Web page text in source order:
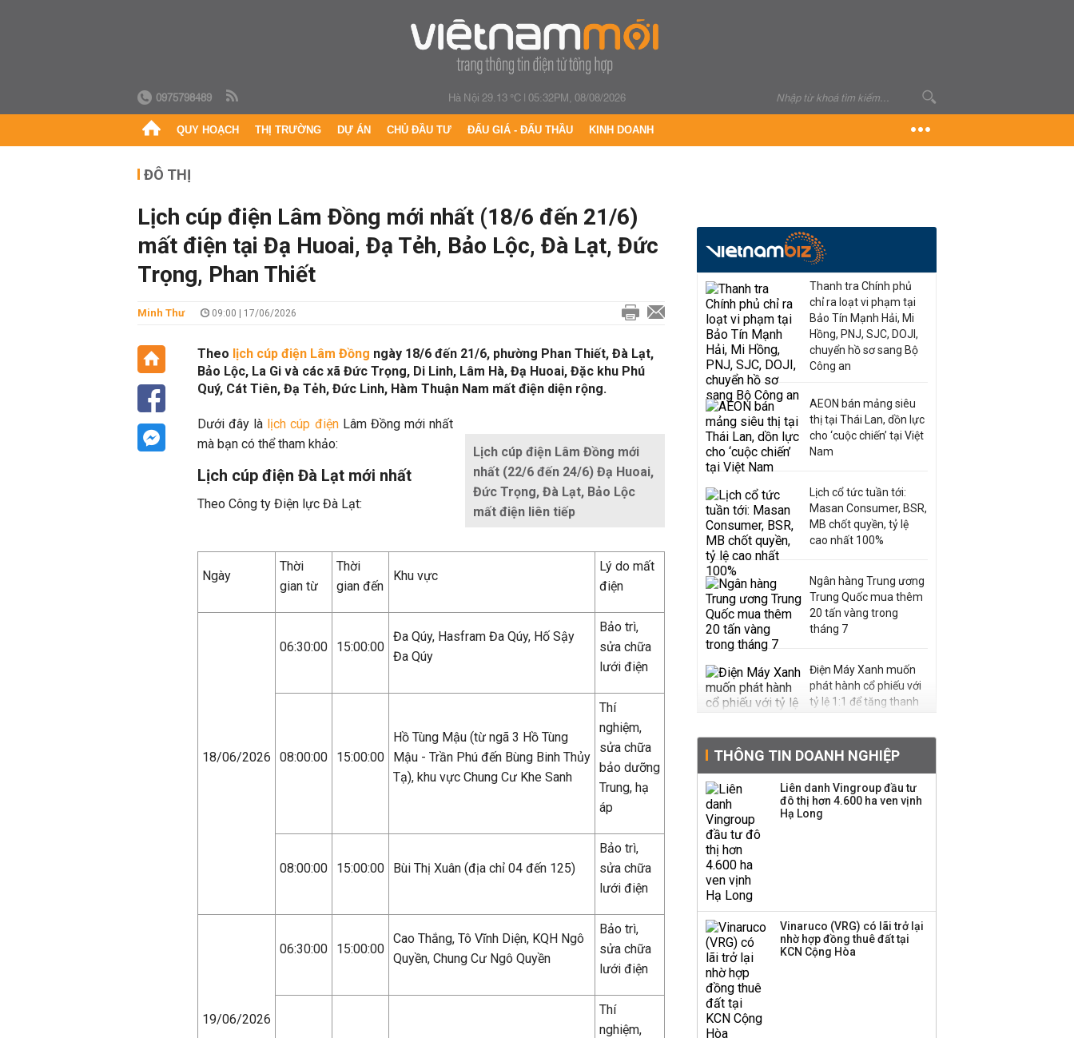
0975798489 Hà Nội 29.13 °C|05:32PM, 08/08/2026
QUY HOẠCH THỊ TRƯỜNG DỰ ÁN CHỦ ĐẦU TƯ ĐẤU GIÁ - ĐẤU THẦU KINH DOANH
ĐÔ THỊ
Lịch cúp điện Lâm Đồng mới nhất (18/6 đến 21/6)
mất điện tại Đạ Huoai, Đạ Tẻh, Bảo Lộc, Đà Lạt, Đức
Trọng, Phan Thiết
Minh Thư 09:00 | 17/06/2026
Theo lịch cúp điện Lâm Đồng ngày 18/6 đến 21/6, phường Phan Thiết, Đà Lạt,
Bảo Lộc, La Gi và các xã Đức Trọng, Di Linh, Lâm Hà, Đạ Huoai, Đặc khu Phú
Quý, Cát Tiên, Đạ Tẻh, Đức Linh, Hàm Thuận Nam mất điện diện rộng.
Lịch cúp điện Lâm Đồng mới
nhất (22/6 đến 24/6) Đạ Huoai,
Đức Trọng, Đà Lạt, Bảo Lộc
mất điện liên tiếp
Dưới đây là lịch cúp điệnLâm Đồng mới nhất
mà bạn có thể tham khảo:
Lịch cúp điện Đà Lạt mới nhất
Theo Công ty Điện lực Đà Lạt:
Ngày
Thời
gian từ
Thời
gian đến
Khu vực
Lý do mất
điện
18/06/2026
06:30:00 15:00:00
Đa Qúy, Hasfram Đa Qúy, Hố Sậy
Đa Qúy
Bảo trì,
sửa chữa
lưới điện
08:00:00 15:00:00
Hồ Tùng Mậu (từ ngã 3 Hồ Tùng
Mậu - Trần Phú đến Bùng Binh Thủy
Tạ), khu vực Chung Cư Khe Sanh
Thí
nghiệm,
sửa chữa
bảo dưỡng
Trung, hạ
áp
08:00:00 15:00:00 Bùi Thị Xuân (địa chỉ 04 đến 125)
Bảo trì,
sửa chữa
lưới điện
19/06/2026
06:30:00 15:00:00
Cao Thắng, Tô Vĩnh Diện, KQH Ngô
Quyền, Chung Cư Ngô Quyền
Bảo trì,
sửa chữa
lưới điện
Thí
nghiệm,
Thanh tra Chính phủ
chỉ ra loạt vi phạm tại
Bảo Tín Mạnh Hải, Mi
Hồng, PNJ, SJC, DOJI,
chuyển hồ sơ sang Bộ
Công an
AEON bán mảng siêu
thị tại Thái Lan, dồn lực
cho ‘cuộc chiến’ tại Việt
Nam
Lịch cổ tức tuần tới:
Masan Consumer, BSR,
MB chốt quyền, tỷ lệ
cao nhất 100%
Ngân hàng Trung ương
Trung Quốc mua thêm
20 tấn vàng trong
tháng 7
Điện Máy Xanh muốn
phát hành cổ phiếu với
tỷ lệ 1:1 để tăng thanh
Sau nhịp điều chỉnh
mạnh, CTCK nhìn thấy
cơ hội ở nhóm cổ phiếu
nào?
hàng
TOP 10 ngân hàng lãi
THÔNG TIN DOANH NGHIỆP
Liên danh Vingroup đầu tư
đô thị hơn 4.600 ha ven vịnh
Hạ Long
Vinaruco (VRG) có lãi trở lại
nhờ hợp đồng thuê đất tại
KCN Cộng Hòa